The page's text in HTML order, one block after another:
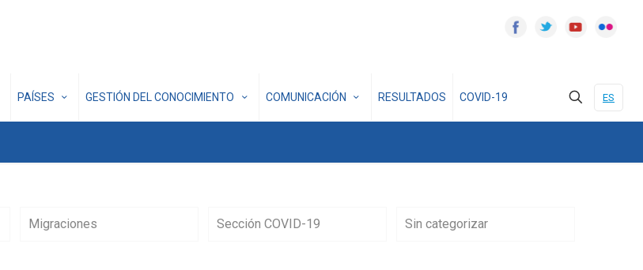
PAÍSES GESTIÓN DEL CONOCIMIENTO COMUNICACIÓN RESULTADOS COVID-19 ES
Migraciones Sección COVID-19 Sin categorizar